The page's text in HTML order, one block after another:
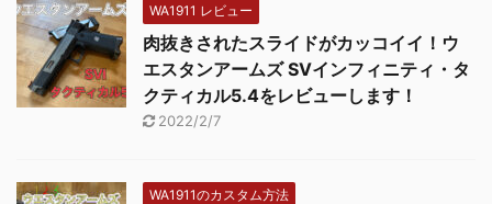
WA1911 レビュー
肉抜きされたスライドがカッコイイ！ウ
エスタンアームズ SVインフィニティ・タ
クティカル5.4をレビューします！
2022/2/7
WA1911のカスタム方法